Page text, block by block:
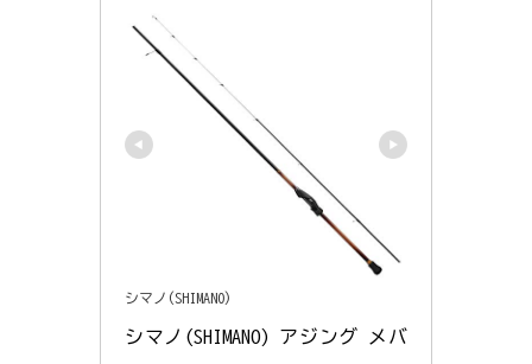
シマノ(SHIMANO)
シマノ(SHIMANO) アジング メバ